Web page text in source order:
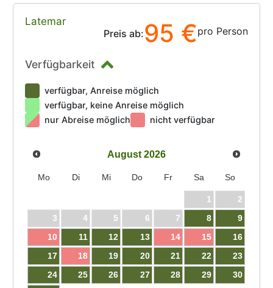
Latemar
Preis ab:95 €pro Person
Verfügbarkeit
verfügbar, Anreise möglich
verfügbar, keine Anreise möglich
nur Abreise möglich
nicht verfügbar
August 2026
Mo Di Mi Do Fr Sa So
1
2
3
4 5 6 7 8
9
10
11 12 13 14 15
16
17
18 19 20 21 22
23
24
25 26 27 28 29
30